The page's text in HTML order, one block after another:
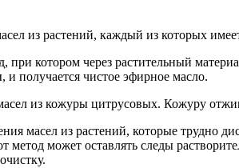
из растений, каждый из которых
при котором через растительный
и получается чистое эфирное масло.
масел из кожуры цитрусовых. Кожуру
масел из растений, которые трудно
метод может оставлять следы